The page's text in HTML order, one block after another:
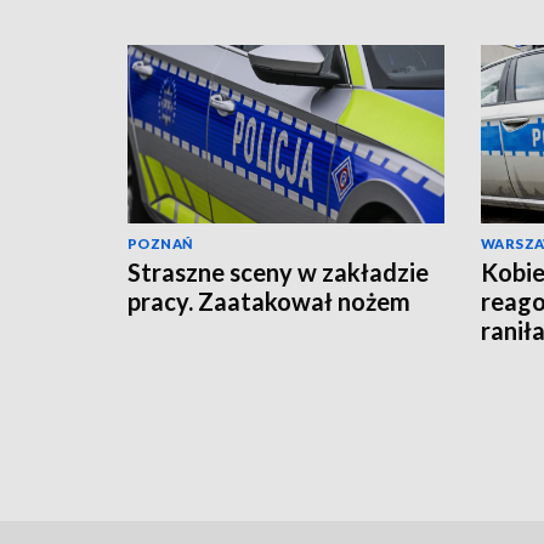
POZNAŃ
Straszne sceny w zakładzie
pracy. Zaatakował nożem